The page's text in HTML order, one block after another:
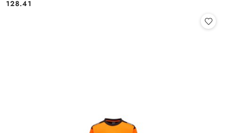
Cena:
Cena:
128.41